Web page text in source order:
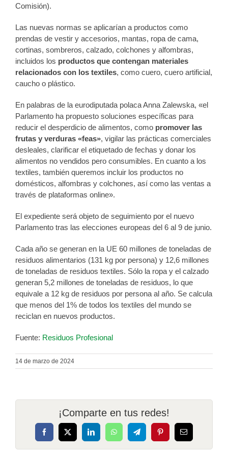
Comisión).
Las nuevas normas se aplicarían a productos como
prendas de vestir y accesorios, mantas, ropa de cama,
cortinas, sombreros, calzado, colchones y alfombras,
incluidos los productos que contengan materiales
relacionados con los textiles, como cuero, cuero artificial,
caucho o plástico.
En palabras de la eurodiputada polaca Anna Zalewska, «el
Parlamento ha propuesto soluciones específicas para
reducir el desperdicio de alimentos, como promover las
frutas y verduras «feas», vigilar las prácticas comerciales
desleales, clarificar el etiquetado de fechas y donar los
alimentos no vendidos pero consumibles. En cuanto a los
textiles, también queremos incluir los productos no
domésticos, alfombras y colchones, así como las ventas a
través de plataformas online».
El expediente será objeto de seguimiento por el nuevo
Parlamento tras las elecciones europeas del 6 al 9 de junio.
Cada año se generan en la UE 60 millones de toneladas de
residuos alimentarios (131 kg por persona) y 12,6 millones
de toneladas de residuos textiles. Sólo la ropa y el calzado
generan 5,2 millones de toneladas de residuos, lo que
equivale a 12 kg de residuos por persona al año. Se calcula
que menos del 1% de todos los textiles del mundo se
reciclan en nuevos productos.
Fuente: Residuos Profesional
14 de marzo de 2024
¡Comparte en tus redes!
Facebook
X LinkedInWhatsAppTelegramPinterestCorreo
electrónico